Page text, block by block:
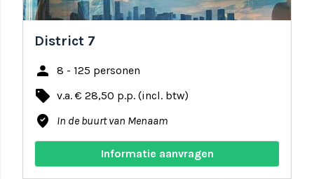
District 7
person 8 - 125 personen
local_offer v.a. € 28,50 p.p. (incl. btw)
where_to_vote In de buurt van Menaam
Informatie aanvragen